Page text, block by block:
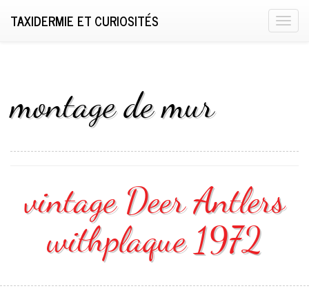
T
a
n
TAXIDERMIE ET CURIOSITÉS
montage de mur
vintage Deer Antlers
withplaque 1972